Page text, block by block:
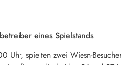
eines Spielstands
Uhr, spielten zwei Wiesn-